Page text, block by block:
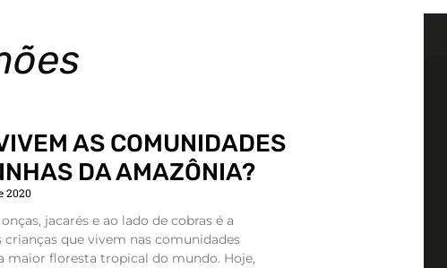
AS COMUNIDADES
DA AMAZÔNIA?
2020
jacarés e ao lado de cobras é a
crianças que vivem nas comunidades
maior floresta tropical do mundo. Hoje,